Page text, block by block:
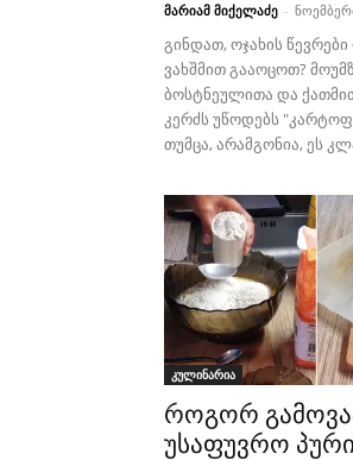
მარიამ მიქელაძე -
გინდათ, ოჯახის
ვახშმით გააოცოთ?
ბოსტნეულითა და
კერძს უწოდებს
თუმცა, არამგონია, ეს
კულინარია
როგორ
უსაფუვრო